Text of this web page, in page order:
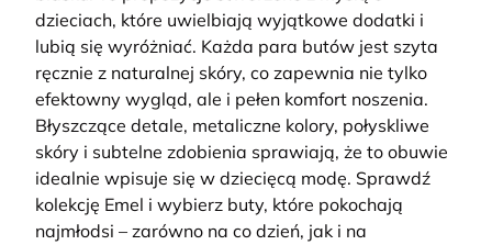
dzieciach, które uwielbiają wyjątkowe dodatki i
lubią się wyróżniać. Każda para butów jest szyta
ręcznie z naturalnej skóry, co zapewnia nie tylko
efektowny wygląd, ale i pełen komfort noszenia.
Błyszczące detale, metaliczne kolory, połyskliwe
skóry i subtelne zdobienia sprawiają, że to obuwie
idealnie wpisuje się w dziecięcą modę. Sprawdź
kolekcję Emel i wybierz buty, które pokochają
najmłodsi – zarówno na co dzień, jak i na